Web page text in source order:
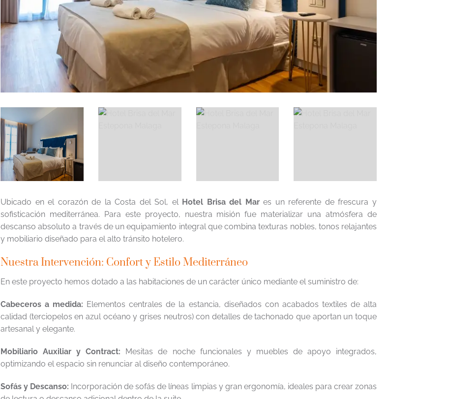
Ubicado en el corazón de la Costa del Sol, el Hotel Brisa del Mares un referente de frescura y
sofisticación mediterránea. Para este proyecto, nuestra misión fue materializar una atmósfera de
descanso absoluto a través de un equipamiento integral que combina texturas nobles, tonos relajantes
y mobiliario diseñado para el alto tránsito hotelero.
Nuestra Intervención: Confort y Estilo Mediterráneo
En este proyecto hemos dotado a las habitaciones de un carácter único mediante el suministro de:
Cabeceros a medida: Elementos centrales de la estancia, diseñados con acabados textiles de alta
calidad (terciopelos en azul océano y grises neutros) con detalles de tachonado que aportan un toque
artesanal y elegante.
Mobiliario Auxiliar y Contract: Mesitas de noche funcionales y muebles de apoyo integrados,
optimizando el espacio sin renunciar al diseño contemporáneo.
Sofás y Descanso: Incorporación de sofás de líneas limpias y gran ergonomía, ideales para crear zonas